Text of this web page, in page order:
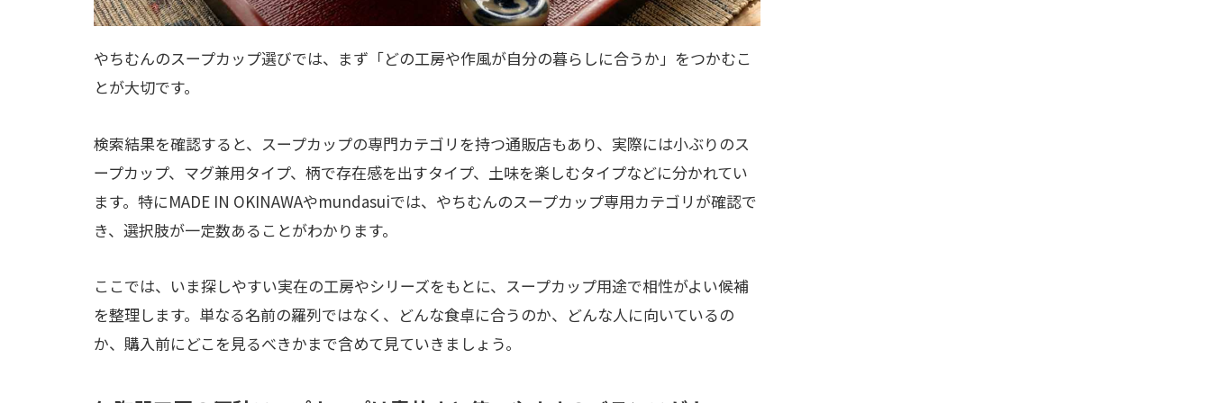
やちむんのスープカップ選びでは、まず「どの工房や作風が自分の暮らしに合うか」をつかむこ
とが大切です。
検索結果を確認すると、スープカップの専門カテゴリを持つ通販店もあり、実際には小ぶりのス
ープカップ、マグ兼用タイプ、柄で存在感を出すタイプ、土味を楽しむタイプなどに分かれてい
ます。特にMADE IN OKINAWAやmundasuiでは、やちむんのスープカップ専用カテゴリが確認で
き、選択肢が一定数あることがわかります。
ここでは、いま探しやすい実在の工房やシリーズをもとに、スープカップ用途で相性がよい候補
を整理します。単なる名前の羅列ではなく、どんな食卓に合うのか、どんな人に向いているの
か、購入前にどこを見るべきかまで含めて見ていきましょう。